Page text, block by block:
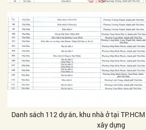
Danh sách 112 dự án, khu nhà ở tại
xây dựng